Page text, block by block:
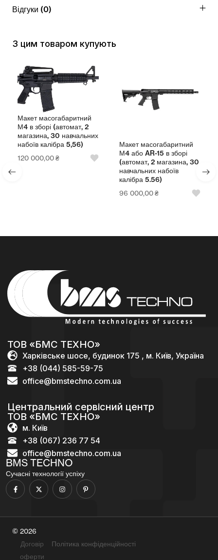
Відгуки (0)
З цим товаром купують
Макет масогабаритний
М4 в зборі (автомат, 2
магазина, 30 навчальних
набоїв калібра 5,56)
120 000,00₴
Макет масогабаритний
М4 або AR-15 в зборі
(автомат, 2 магазина, 30
навчальних набоїв
калібра 5.56)
96 000,00₴
BMS TECHNO
Сучасні технології успіху
ТОВ «БМС ТЕХНО»
Харківське шосе, будинок 175 , м. Київ, Україна
+38 (044) 585-59-75
office@bmstechno.com.ua
Центральний сервісний центр
ТОВ «БМС ТЕХНО»
м. Київ
+38 (067) 236 77 54
office@bmstechno.com.ua
© 2026
Договір
оферти
Політика конфіденційності